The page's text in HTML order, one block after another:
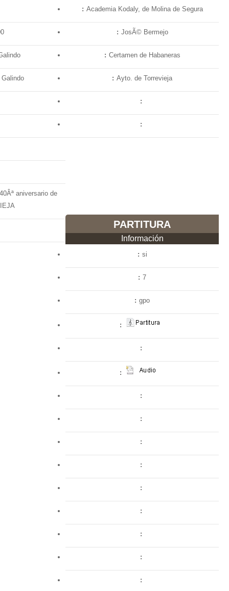
aniversario de
Academia Kodaly, de Molina de Segura
JosÃ© Bermejo
Certamen de Habaneras
Ayto. de Torrevieja
PARTITURA
Información
si
7
gpo